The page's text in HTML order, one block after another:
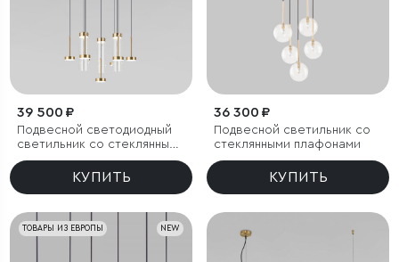
39 500 ₽
Подвесной светодиодный
светильник со стеклянными
плафонами
КУПИТЬ
36 300 ₽
Подвесной светильник со
стеклянными плафонами
КУПИТЬ
NEW
ТОВАРЫ ИЗ ЕВРОПЫ